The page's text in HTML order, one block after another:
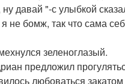
давай "-с улыбкой
не бомж, так что сама
зеленоглазый.
предложил
любоваться